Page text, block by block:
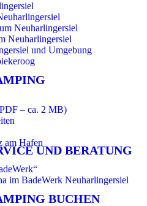
Neuharlingersiel
Neuharlingersiel
und Umgebung
– ca. 2 MB)
am Hafen
UND BERATUNG
im BadeWerk Neuharlingersiel
BUCHEN